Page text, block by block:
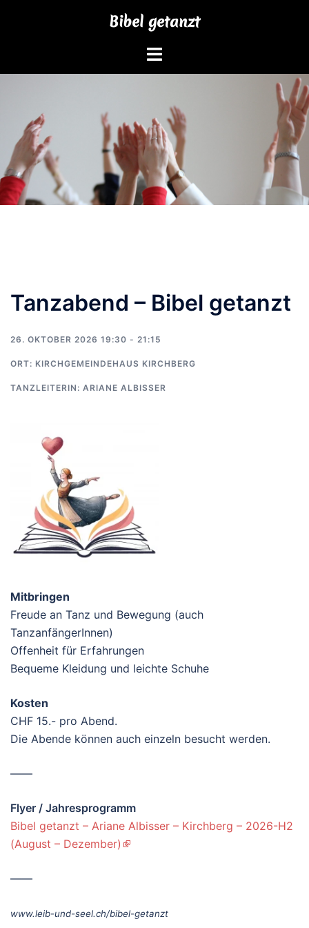
Bibel getanzt
Tanzabend – Bibel getanzt
26. OKTOBER 2026 19:30 - 21:15
ORT: KIRCHGEMEINDEHAUS KIRCHBERG
TANZLEITERIN: ARIANE ALBISSER
Mitbringen
Freude an Tanz und Bewegung (auch
TanzanfängerInnen)
Offenheit für Erfahrungen
Bequeme Kleidung und leichte Schuhe
Kosten
CHF 15.- pro Abend.
Die Abende können auch einzeln besucht werden.
——
Flyer / Jahresprogramm
Bibel getanzt – Ariane Albisser – Kirchberg – 2026-H2
(August – Dezember)
——
www.leib-und-seel.ch/bibel-getanzt